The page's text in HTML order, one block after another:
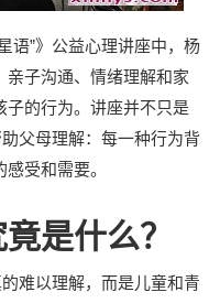
”》公益心理讲座中，杨
子沟通、情绪理解和家
子的行为。讲座并不只是
父母理解：每一种行为背
受和需要。
是什么？
难以理解，而是儿童和青